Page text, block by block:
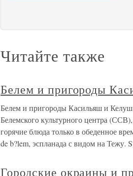
Читайте также
Белем и пригороды
Белем и пригороды Касильяш и
Белемского культурного центра
горячие блюда только в обеденное
de b?lem, эспланада с видом на Тежу.
Городские окраины и